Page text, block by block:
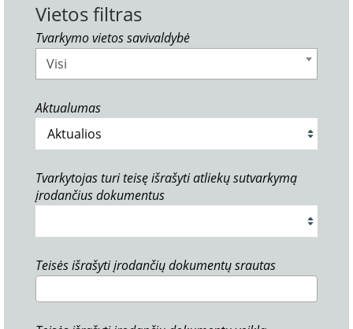
Vietos filtras
Tvarkymo vietos savivaldybė
Visi
Aktualumas
Tvarkytojas turi teisę išrašyti atliekų sutvarkymą
įrodančius dokumentus
Teisės išrašyti įrodančių dokumentų srautas